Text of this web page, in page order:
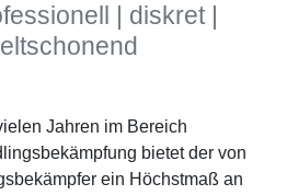
| diskret |
Jahren im Bereich
bietet der von
ein Höchstmaß an